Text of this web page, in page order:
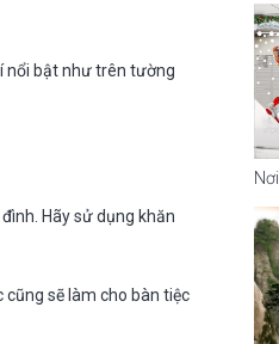
nổi bật như trên tường
Hãy sử dụng khăn
cũng sẽ làm cho bàn tiệc